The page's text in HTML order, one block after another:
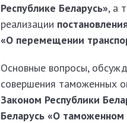
Республике Беларусь», а
реализации
«О перемещении
Основные вопросы,
совершения таможенных
Законом Республики
Беларусь «О таможенном